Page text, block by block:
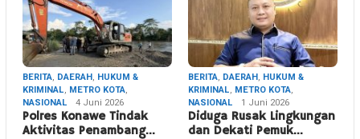
BERITA, DAERAH, HUKUM &
KRIMINAL, METRO KOTA,
NASIONAL
4 Juni 2026
Polres Konawe Tindak
Aktivitas Penambang…
BERITA, DAERAH, HUKUM &
KRIMINAL, METRO KOTA,
NASIONAL
1 Juni 2026
Diduga Rusak Lingkungan
dan Dekati Pemuk…